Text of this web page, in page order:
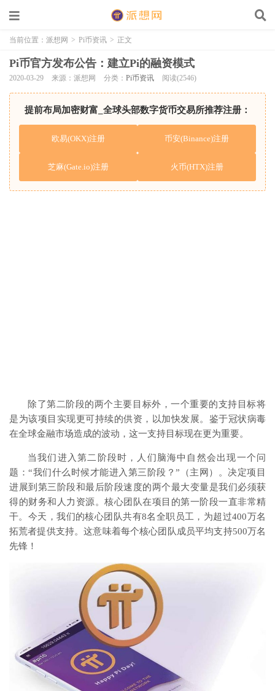
当前位置： 派想网 > Pi币资讯 > 正文
Pi币官方发布公告：建立Pi的融资模式
2020-03-29 来源：派想网 分类： Pi币资讯 阅读(2546)
提前布局加密财富_全球头部数字货币交易所推荐注册：
欧易(OKX)注册 币安(Binance)注册
芝麻(Gate.io)注册 火币(HTX)注册
除了第二阶段的两个主要目标外，一个重要的支持目标将
是为该项目实现更可持续的供资，以加快发展。鉴于冠状病毒
在全球金融市场造成的波动，这一支持目标现在更为重要。
当我们进入第二阶段时，人们脑海中自然会出现一个问
题：“我们什么时候才能进入第三阶段？”（主网）。决定项目
进展到第三阶段和最后阶段速度的两个最大变量是我们必须获
得的财务和人力资源。核心团队在项目的第一阶段一直非常精
干。今天，我们的核心团队共有8名全职员工，为超过400万名
拓荒者提供支持。这意味着每个核心团队成员平均支持500万名
先锋！